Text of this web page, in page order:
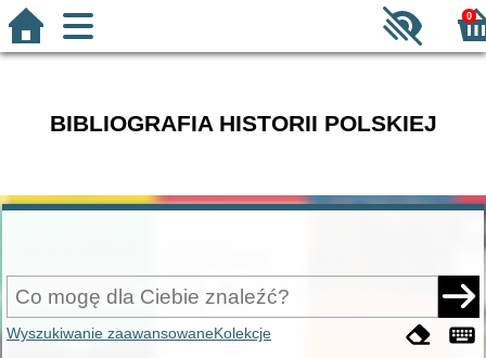
0
BIBLIOGRAFIA HISTORII POLSKIEJ
Wyszukiwanie zaawansowaneKolekcje